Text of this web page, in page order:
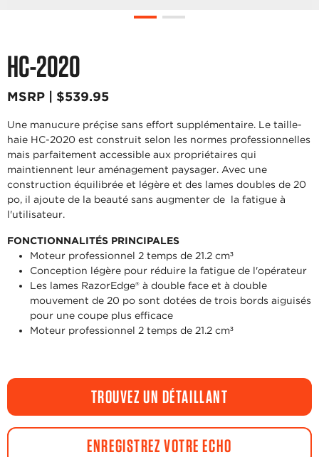
HC-2020
MSRP | $539.95
Une manucure préçise sans effort supplémentaire. Le taille-
haie HC-2020 est construit selon les normes professionnelles
mais parfaitement accessible aux propriétaires qui
maintiennent leur aménagement paysager. Avec une
construction équilibrée et légère et des lames doubles de 20
po, il ajoute de la beauté sans augmenter de la fatigue à
l'utilisateur.
FONCTIONNALITÉS PRINCIPALES
Moteur professionnel 2 temps de 21.2 cm³
Conception légère pour réduire la fatigue de l'opérateur
Les lames RazorEdge® à double face et à double
mouvement de 20 po sont dotées de trois bords aiguisés
pour une coupe plus efficace
Moteur professionnel 2 temps de 21.2 cm³
TROUVEZ UN DÉTAILLANT
ENREGISTREZ VOTRE ECHO